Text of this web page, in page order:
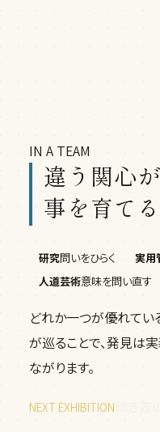
IN A TEAM
違う関心
事を育てる
研究問いをひらく 実用
人道芸術意味を問い直す
どれか一つが優れてい
が巡ることで、発見は
ながります。
NEXT EXHIBITION